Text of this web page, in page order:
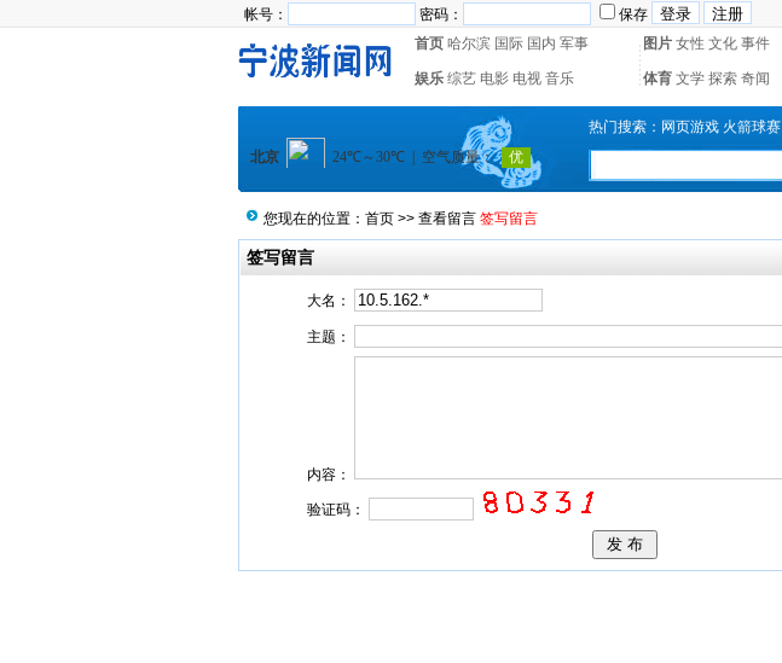
帐号： 密码： 保存
首页 哈尔滨 国际 国内 军事 图片 女性 文化 事件
娱乐 综艺 电影 电视 音乐 体育 文学 探索 奇闻
热门搜索： 网页游戏 火箭球赛
您现在的位置： 首页 >> 查看留言 签写留言
签写留言
大名：
主题：
内容：
验证码：